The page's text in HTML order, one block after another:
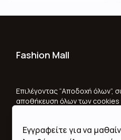
Επιλέγοντας “Αποδοχή όλων”,
αποθήκευση όλων των cookies
και για να βοηθήσετε στις
Εγγραφείτε για να
Fashion Mall
Όροι Χρήσης &
Πολιτική Απορρήτου
Επικοινωνία